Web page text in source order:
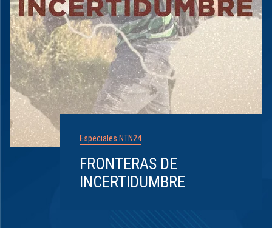
Especiales NTN24
FRONTERAS DE
INCERTIDUMBRE